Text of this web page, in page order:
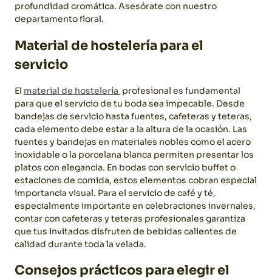
profundidad cromática. Asesórate con nuestro
departamento floral.
Material de hostelería para el
servicio
El material de hostelería profesional es fundamental
para que el servicio de tu boda sea impecable. Desde
bandejas de servicio hasta fuentes, cafeteras y teteras,
cada elemento debe estar a la altura de la ocasión. Las
fuentes y bandejas en materiales nobles como el acero
inoxidable o la porcelana blanca permiten presentar los
platos con elegancia. En bodas con servicio buffet o
estaciones de comida, estos elementos cobran especial
importancia visual. Para el servicio de café y té,
especialmente importante en celebraciones invernales,
contar con cafeteras y teteras profesionales garantiza
que tus invitados disfruten de bebidas calientes de
calidad durante toda la velada.
Consejos prácticos para elegir el